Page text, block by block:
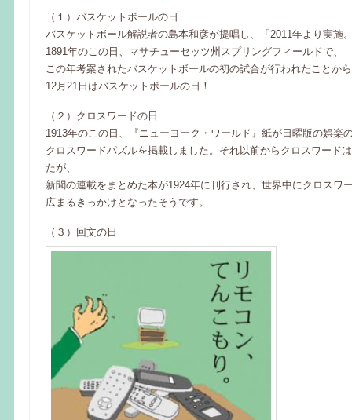
（１）バスケットボールの日
バスケットボール解説者の島本和彦が提唱し、「2011年より実施
1891年のこの日、マサチューセッツ州スプリングフィールドで、
この年考案されたバスケットボールの初の試合が行われたことか
12月21日はバスケットボールの日！
（２）クロスワードの日
1913年のこの日、『ニューヨーク・ワールド』紙が日曜版の娯楽
クロスワードパズルを掲載しました。それ以前からクロスワード
たが、
新聞の連載をまとめた本が1924年に刊行され、世界中にクロスワ
広まるきっかけとなったそうです。
（３）回文の日